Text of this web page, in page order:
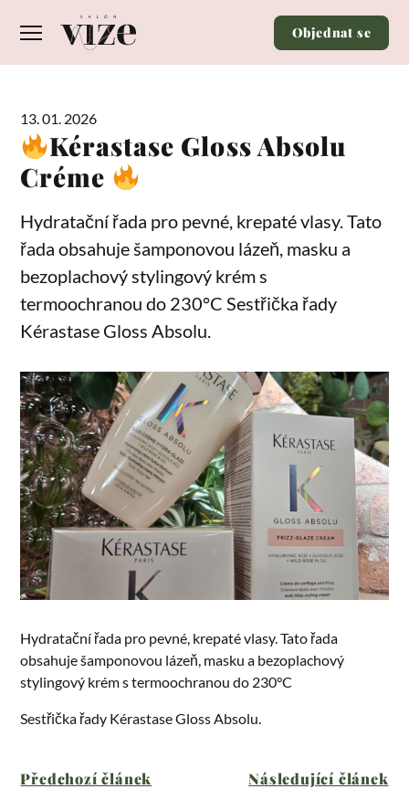
Objednat se
13. 01. 2026
Kérastase Gloss Absolu
Créme
Hydratační řada pro pevné, krepaté vlasy. Tato
řada obsahuje šamponovou lázeň, masku a
bezoplachový stylingový krém s
termoochranou do 230°C Sestřička řady
Kérastase Gloss Absolu.
Hydratační řada pro pevné, krepaté vlasy. Tato řada
obsahuje šamponovou lázeň, masku a bezoplachový
stylingový krém s termoochranou do 230°C
Sestřička řady Kérastase Gloss Absolu.
Předchozí článek Následující článek